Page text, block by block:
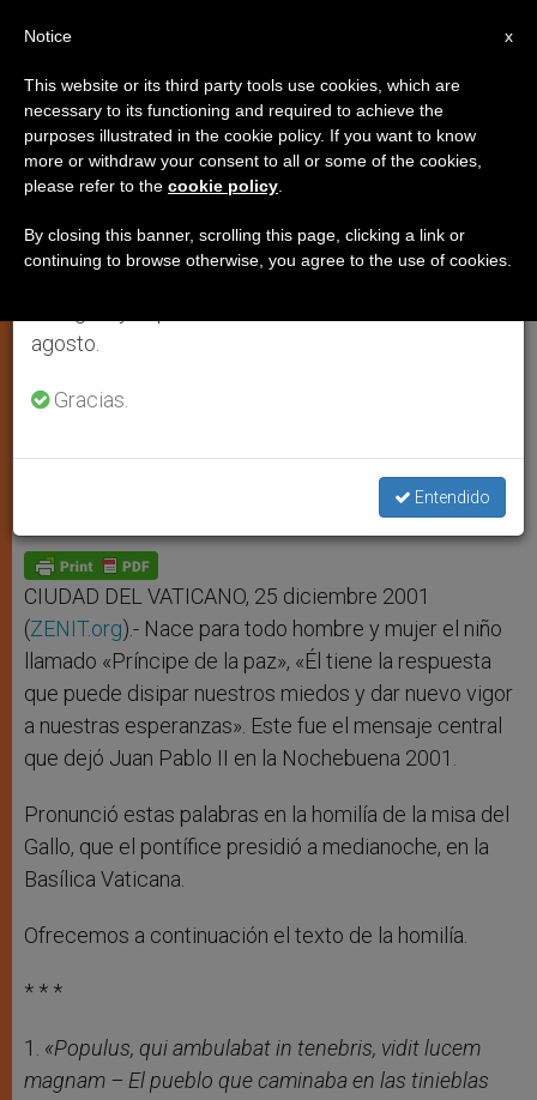
Homilía de Juan Pablo II en la
Misa de Nochebuena
actual
DICIEMBRE 25, 2001 00:00
h
A
p
p
e
n
g
e
r
a
o
o
k
w
e
h
CIUDAD DEL VATICANO, 25 diciembre 2001
(ZENIT.org).- Nace para todo hombre y mujer el niño
llamado «Príncipe de la paz», «Él tiene la respuesta
que puede disipar nuestros miedos y dar nuevo vigor
a nuestras esperanzas». Este fue el mensaje central
que dejó Juan Pablo II en la Nochebuena 2001.
Pronunció estas palabras en la homilía de la misa del
Gallo, que el pontífice presidió a medianoche, en la
Basílica Vaticana.
Ofrecemos a continuación el texto de la homilía.
* * *
1. «Populus, qui ambulabat in tenebris, vidit lucem
magnam – El pueblo que caminaba en las tinieblas
×
Aviso importante
Del 27 de julio al 7 de agosto haremos la pausa
anual, aprovechando que en el periodo de verano
se generan menos informaciones y también el
agosto.
Gracias.
Entendido
x
Notice
This website or its third party tools use cookies, which are
necessary to its functioning and required to achieve the
purposes illustrated in the cookie policy. If you want to know
more or withdraw your consent to all or some of the cookies,
please refer to the cookie policy
By closing this banner, scrolling this page, clicking a link or
continuing to browse otherwise, you agree to the use of cookies.